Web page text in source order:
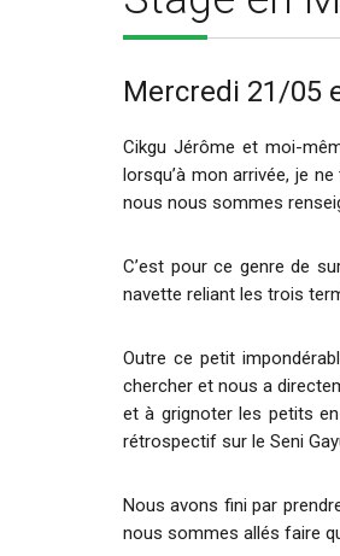
Mercredi 21/05
Cikgu Jérôme et moi-
lorsqu’à mon arrivée, je
nous nous sommes
C’est pour ce genre de
navette reliant les trois
Outre ce petit
chercher et nous a
et à grignoter les petits
rétrospectif sur le Seni
Nous avons fini par
nous sommes allés faire